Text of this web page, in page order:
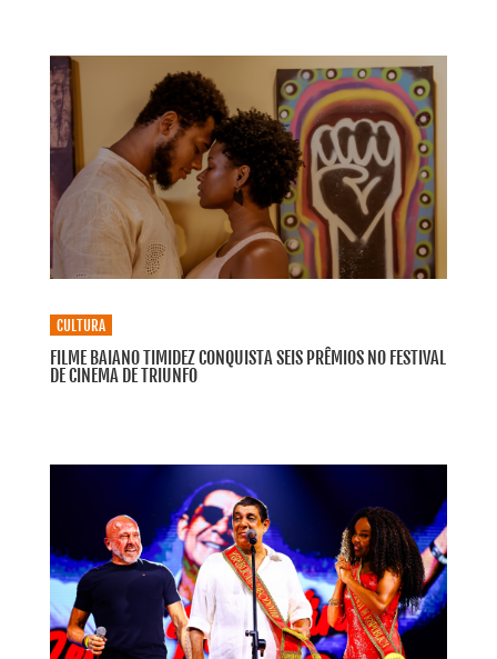
CULTURA
FILME BAIANO TIMIDEZ CONQUISTA SEIS PRÊMIOS NO FESTIVAL
DE CINEMA DE TRIUNFO